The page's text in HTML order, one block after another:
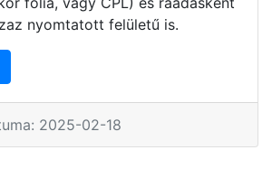
nyomtatott felületű is.
2025-02-18